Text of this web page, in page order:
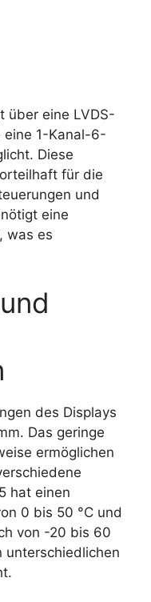
über eine LVDS-
eine 1-Kanal-6-
Diese
für die
und
eine
was es
des Displays
Das geringe
ermöglichen
hat einen
0 bis 50 °C und
von -20 bis 60
unterschiedlichen